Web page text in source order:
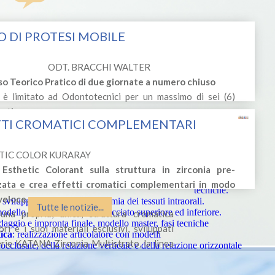
DI PROTESI MOBILE
ODT. BRACCHI WALTER
Teorico Pratico di due giornate a numero chiuso
limitato ad Odontotecnici per un massimo di sei (6)
in cui la parte teorica si alterna a parti
e
Descrizione Corso
Attualità in protesi
Impronta primaria,
fasi cliniche e
tecniche.
del tracciato, anatomia dei tessuti intraorali.
e realizzazione del tracciato superiore ed inferiore.
e impronta finale, modello master, fasi tecniche
: realizzazione articolatore con modelli
della relazione verticale e della relazione orizzontale
CROMATICI COMPLEMENTARI
COLOR KURARAY
Esthetic Colorant sulla struttura in zirconia pre-
e crea effetti cromatici complementari in modo
propria, unica, struttura cromatica
e i suoi materiali esclusivi, sviluppati
KATANA Zirconia Multistrato, la linea
di queste caratteristiche uniche.
Tutte le notizie...